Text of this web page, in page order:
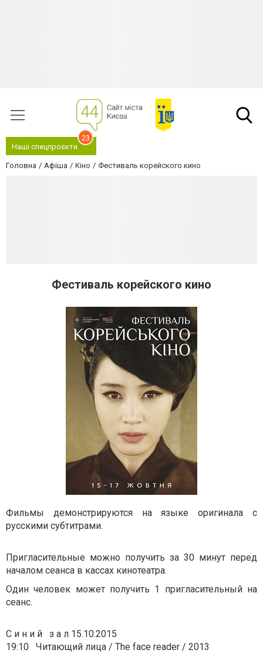
Наші спецпроєкти
23
Головна Афіша Кіно Фестиваль корейского кино
Фестиваль корейского кино
Фильмы демонстрируются на языке оригинала с
русскими субтитрами.
Пригласительные можно получить за 30 минут перед
началом сеанса в кассах кинотеатра.
Один человек может получить 1 пригласительный на
сеанс.
С и н и й з а л 15.10.2015
19:10 Читающий лица / The face reader / 2013